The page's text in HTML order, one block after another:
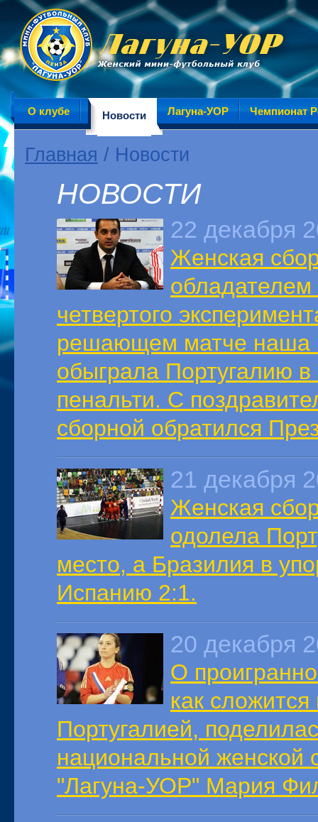
О клубе Новости Лагуна-УОР Чемпионат
Главная / Новости
НОВОСТИ
22 декабря
Женская
четвертого
решающем матче наша
обыграла Португалию
пенальти. С
сборной обратился
21 декабря
Женская
одолела
место, а Бразилия в
Испанию 2:1.
20 декабря
О
как
Португалией,
национальной женской
"Лагуна-УОР" Мария